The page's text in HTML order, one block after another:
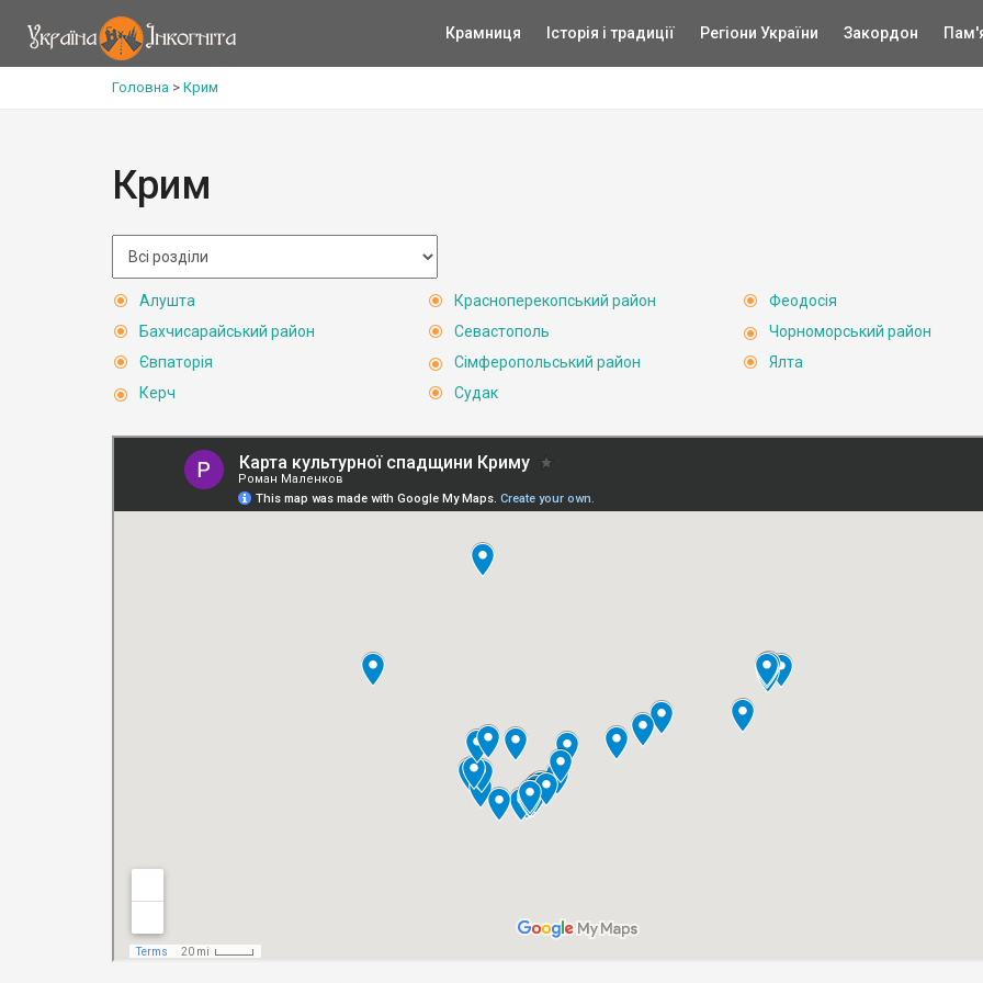
Крамниця Історія і традиції Регіони України Закордон
Головна > Крим
Крим
Алушта
Бахчисарайський район
Євпаторія
Керч
Красноперекопський район
Севастополь
Сімферопольський район
Судак
Феодосія
Чорноморський район
Ялта